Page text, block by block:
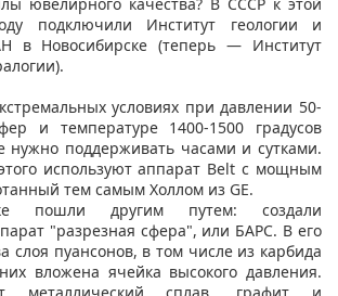
подключили Институт геологии и
в Новосибирске (теперь — Институт
условиях при давлении 50-
и температуре 1400-1500 градусов
нужно поддерживать часами и сутками.
используют аппарат Belt с мощным
тем самым Холлом из GE.
пошли другим путем: создали
"разрезная сфера", или БАРС. В его
слоя пуансонов, в том числе из карбида
вложена ячейка высокого давления.